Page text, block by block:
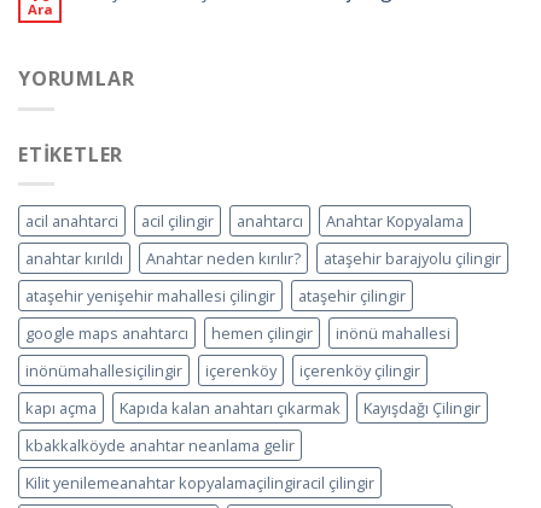
Ara
YORUMLAR
ETIKETLER
acil anahtarci acil çilingir anahtarcı
Anahtar Kopyalama
anahtar kırıldı
Anahtar neden kırılır?
ataşehir barajyolu çilingir
ataşehir yenişehir mahallesi çilingir
ataşehir çilingir
google maps anahtarcı
hemen çilingir
inönü mahallesi
inönümahallesiçilingir
içerenköy
içerenköy çilingir
kapı açma
Kapıda kalan anahtarı çıkarmak
Kayışdağı Çilingir
kbakkalköyde anahtar neanlama gelir
Kilit yenilemeanahtar kopyalamaçilingiracil çilingir